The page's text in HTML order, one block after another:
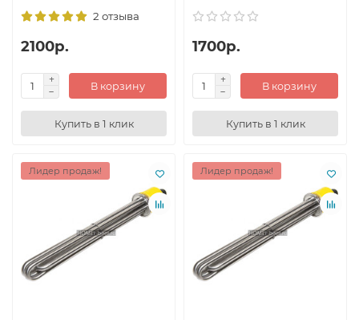
2 отзыва
2100р.
В корзину
Купить в 1 клик
1700р.
В корзину
Купить в 1 клик
Лидер продаж! Лидер продаж!